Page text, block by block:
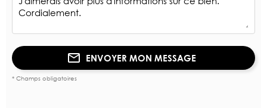
ENVOYER MON MESSAGE
* Champs obligatoires